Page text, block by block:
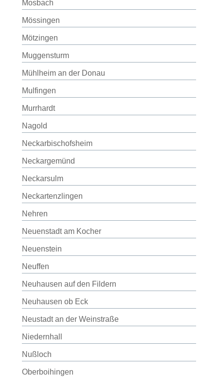
Mosbach
Mössingen
Mötzingen
Muggensturm
Mühlheim an der Donau
Mulfingen
Murrhardt
Nagold
Neckarbischofsheim
Neckargemünd
Neckarsulm
Neckartenzlingen
Nehren
Neuenstadt am Kocher
Neuenstein
Neuffen
Neuhausen auf den Fildern
Neuhausen ob Eck
Neustadt an der Weinstraße
Niedernhall
Nußloch
Oberboihingen